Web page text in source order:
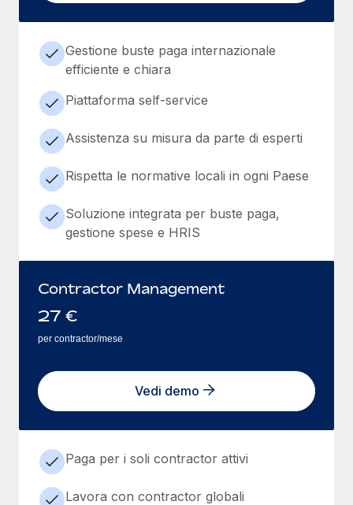
Gestione buste paga internazionale
efficiente e chiara
Piattaforma self-service
Assistenza su misura da parte di esperti
Rispetta le normative locali in ogni Paese
Soluzione integrata per buste paga,
gestione spese e HRIS
Contractor Management
27 €
per contractor/mese
Vedi demo
Paga per i soli contractor attivi
Lavora con contractor globali